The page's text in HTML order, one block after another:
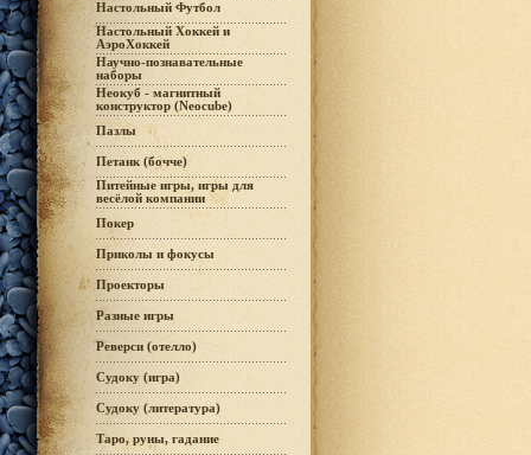
Настольный Футбол
Настольный Хоккей и
АэроХоккей
Научно-познавательные
наборы
Неокуб - магнитный
конструктор (Neocube)
Пазлы
Петанк (бочче)
Питейные игры, игры для
весёлой компании
Покер
Приколы и фокусы
Проекторы
Разные игры
Реверси (отелло)
Судоку (игра)
Судоку (литература)
Таро, руны, гадание